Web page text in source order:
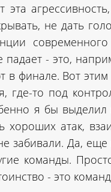
агрессивность,
не дать
- это,
в финале. Вот
где-то под
я бы выделил
атак,
забивали. Да, еще
команды.
- это